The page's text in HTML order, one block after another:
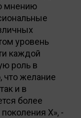
мнению
уровень
каждой
роль в
что желание
и в
более
X», -